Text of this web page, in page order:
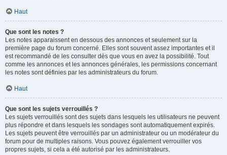
Haut
Que sont les notes ?
Les notes apparaissent en dessous des annonces et seulement sur la
première page du forum concerné. Elles sont souvent assez importantes et il
est recommandé de les consulter dès que vous en avez la possibilité. Tout
comme les annonces et les annonces générales, les permissions concernant
les notes sont définies par les administrateurs du forum.
Haut
Que sont les sujets verrouillés ?
Les sujets verrouillés sont des sujets dans lesquels les utilisateurs ne peuvent
plus répondre et dans lesquels les sondages sont automatiquement expirés.
Les sujets peuvent être verrouillés par un administrateur ou un modérateur du
forum pour de multiples raisons. Vous pouvez également verrouiller vos
propres sujets, si cela a été autorisé par les administrateurs.